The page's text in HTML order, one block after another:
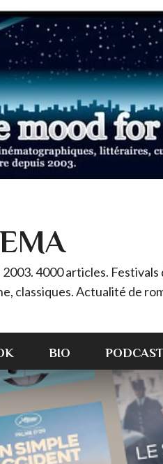
4000 articles.
classiques. Actualité de
BIO PODCAST